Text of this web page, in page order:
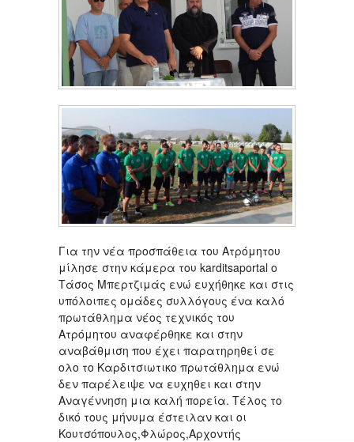
Για την νέα προσπάθεια του Ατρόμητου
μίλησε στην κάμερα του karditsaportal ο
Tάσος Μπερτζιμάς ενώ ευχήθηκε και στις
υπόλοιπες ομάδες συλλόγους ένα καλό
πρωτάθλημα νέος τεχνικός του
Ατρόμητου αναφέρθηκε και στην
αναβάθμιση που έχει παρατηρηθεί σε
ολο το Καρδιτσιωτικο πρωτάθλημα ενώ
δεν παρέλειψε να ευχηθει και στην
Αναγέννηση μια καλή πορεία. Τέλος το
δικό τους μήνυμα έστειλαν και οι
Κουτσόπουλος,Φλώρος,Αρχοντής